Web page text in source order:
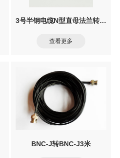
3号半钢电缆N型直母法兰转SMA直公
查看更多
BNC-J转BNC-J3米